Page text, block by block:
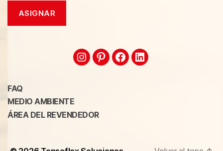
FAQ
MEDIO AMBIENTE
ÁREA DEL REVENDEDOR